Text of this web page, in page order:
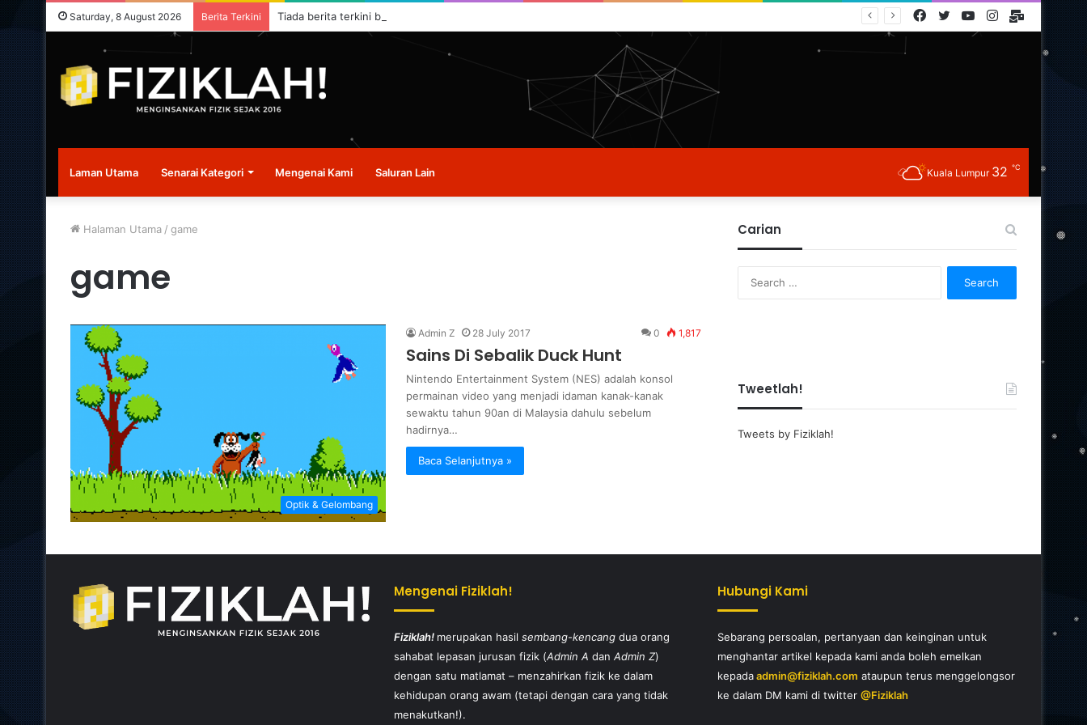
Saturday, 8 August 2026 Berita Terkini Tiada berita terkini buat masa ini.
E-
Instagram
YouTube
Twitter
Facebook
Laman Utama Senarai Kategori Mengenai Kami Saluran Lain Kuala Lumpur 32 ℃
Halaman Utama / game
game
Optik & Gelombang
Admin Z 28 July 2017 0 1,817
Sains Di Sebalik Duck Hunt
Nintendo Entertainment System (NES) adalah konsol
permainan video yang menjadi idaman kanak-kanak
sewaktu tahun 90an di Malaysia dahulu sebelum
hadirnya…
Baca Selanjutnya »
Carian
Tweetlah!
Tweets by Fiziklah!
Mengenai Fiziklah!
Fiziklah! merupakan hasil sembang-kencang dua orang
sahabat lepasan jurusan fizik (Admin A dan Admin Z)
dengan satu matlamat – menzahirkan fizik ke dalam
kehidupan orang awam (tetapi dengan cara yang tidak
menakutkan!).
Hubungi Kami
Sebarang persoalan, pertanyaan dan keinginan untuk
menghantar artikel kepada kami anda boleh emelkan
kepadaadmin@fiziklah.com ataupun terus menggelongsor
ke dalam DM kami di twitter @Fiziklah